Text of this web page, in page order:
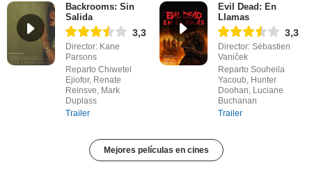
Backrooms: Sin
Salida
3,3
Director: Kane
Parsons
Reparto Chiwetel
Ejiofor, Renate
Reinsve, Mark
Duplass
Trailer
Evil Dead: En
Llamas
3,3
Director: Sébastien
Vaniček
Reparto Souheila
Yacoub, Hunter
Doohan, Luciane
Buchanan
Trailer
Mejores películas en cines